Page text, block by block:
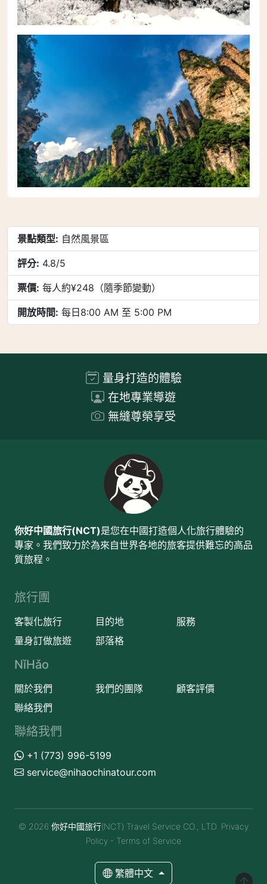
景點類型: 自然風景區
評分: 4.8/5
票價: 每人約¥248（隨季節變動）
開放時間: 每日8:00 AM 至 5:00 PM
量身打造的體驗
在地專業導遊
無縫尊榮享受
你好中國旅行(NCT)是您在中國打造個人化旅行體驗的
專家。我們致力於為來自世界各地的旅客提供難忘的高品
質旅程。
旅行團
客製化旅行 目的地
服務
量身訂做旅遊
部落格
NǐHǎo
關於我們 我們的團隊
顧客評價
聯絡我們
聯絡我們
+1 (773) 996-5199
service@nihaochinatour.com
© 2026 你好中國旅行(NCT) Travel Service CO., LTD. Privacy
Policy - Terms of Service
繁體中文